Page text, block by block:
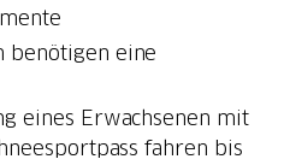
benötigen eine
eines Erwachsenen mit
fahren bis